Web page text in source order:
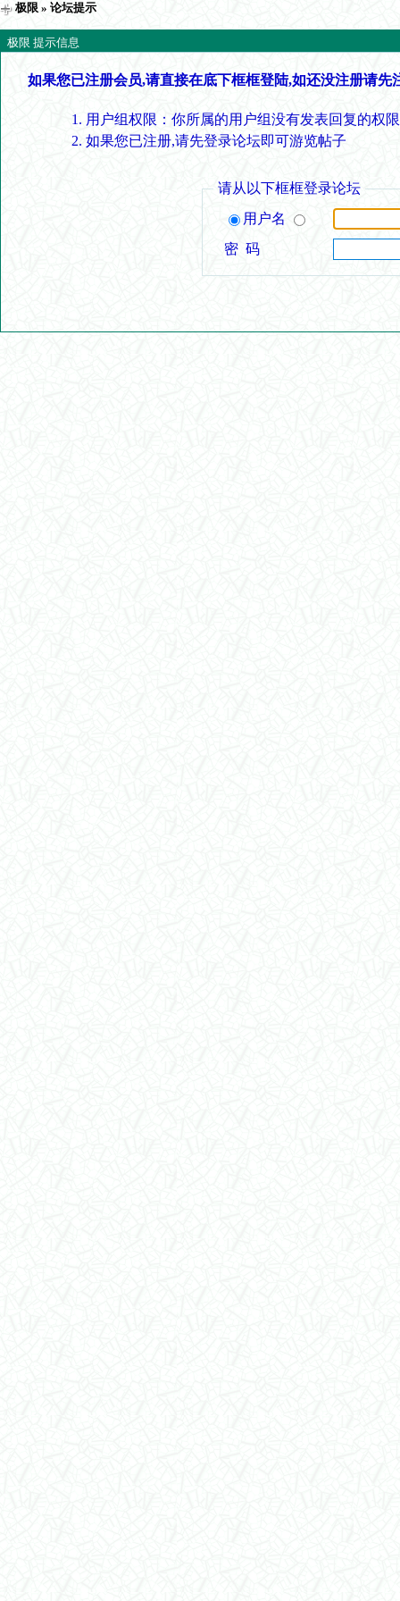
极限 » 论坛提示
极限 提示信息
如果您已注册会员,请直接在底下框框登陆,如还没注册请先
用户组权限：你所属的用户组没有发表回复的权
如果您已注册,请先登录论坛即可游览帖子
请从以下框框登录论坛
用户名
密 码